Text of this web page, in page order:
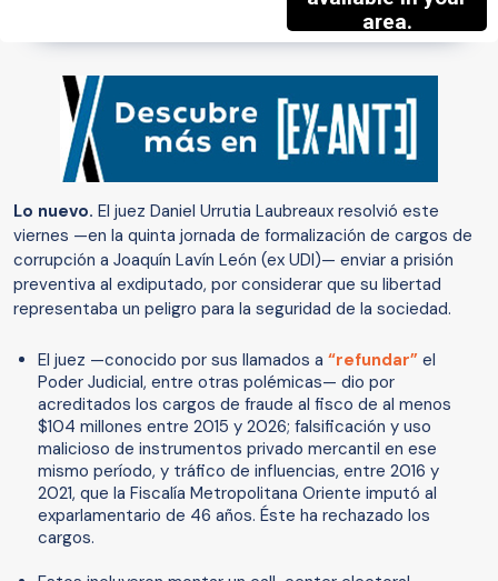
Lo nuevo. El juez Daniel Urrutia Laubreaux resolvió este
viernes —en la quinta jornada de formalización de cargos de
corrupción a Joaquín Lavín León (ex UDI)— enviar a prisión
preventiva al exdiputado, por considerar que su libertad
representaba un peligro para la seguridad de la sociedad.
El juez —conocido por sus llamados a “refundar” el
Poder Judicial, entre otras polémicas— dio por
acreditados los cargos de fraude al fisco de al menos
$104 millones entre 2015 y 2026; falsificación y uso
malicioso de instrumentos privado mercantil en ese
mismo período, y tráfico de influencias, entre 2016 y
2021, que la Fiscalía Metropolitana Oriente imputó al
exparlamentario de 46 años. Éste ha rechazado los
cargos.